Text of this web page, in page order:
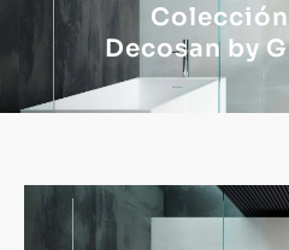
Decosan by